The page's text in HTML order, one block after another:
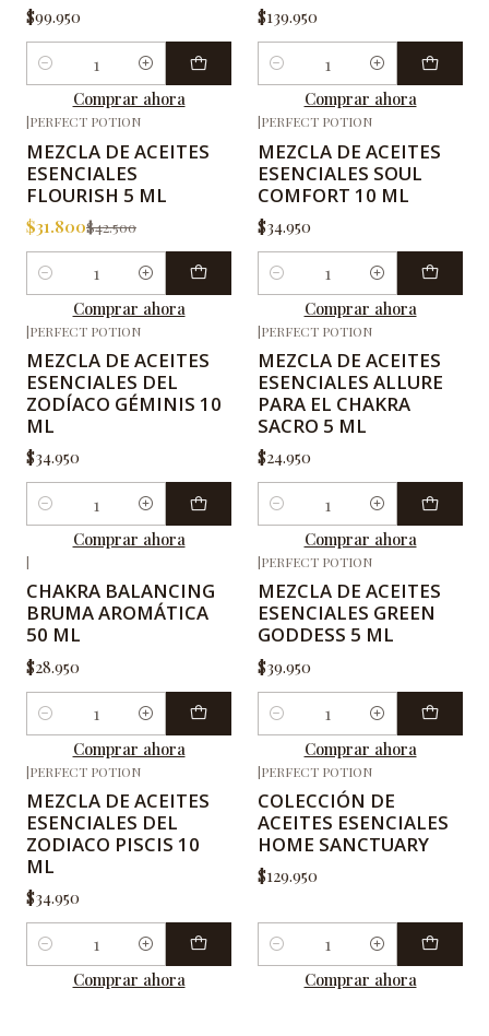
$99.950
Cantidad
Comprar ahora
$139.950
Cantidad
Comprar ahora
|PERFECT POTION
MEZCLA DE ACEITES
ESENCIALES
FLOURISH 5 ML
$31.800$42.500
Cantidad
Comprar ahora
|PERFECT POTION
MEZCLA DE ACEITES
ESENCIALES SOUL
COMFORT 10 ML
$34.950
Cantidad
Comprar ahora
|PERFECT POTION
MEZCLA DE ACEITES
ESENCIALES DEL
ZODÍACO GÉMINIS 10
ML
$34.950
Cantidad
Comprar ahora
|PERFECT POTION
MEZCLA DE ACEITES
ESENCIALES ALLURE
PARA EL CHAKRA
SACRO 5 ML
$24.950
Cantidad
Comprar ahora
|
CHAKRA BALANCING
BRUMA AROMÁTICA
50 ML
$28.950
Cantidad
Comprar ahora
|PERFECT POTION
MEZCLA DE ACEITES
ESENCIALES GREEN
GODDESS 5 ML
$39.950
Cantidad
Comprar ahora
|PERFECT POTION
MEZCLA DE ACEITES
ESENCIALES DEL
ZODIACO PISCIS 10
ML
$34.950
Cantidad
Comprar ahora
|PERFECT POTION
COLECCIÓN DE
ACEITES ESENCIALES
HOME SANCTUARY
$129.950
Cantidad
Comprar ahora